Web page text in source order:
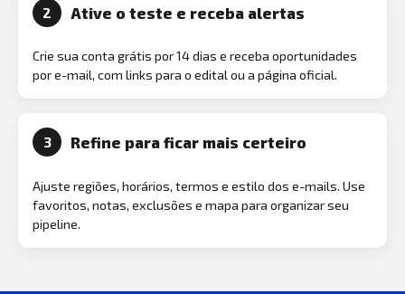
2 Ative o teste e receba alertas
Crie sua conta grátis por 14 dias e receba oportunidades
por e-mail, com links para o edital ou a página oficial.
3 Refine para ficar mais certeiro
Ajuste regiões, horários, termos e estilo dos e-mails. Use
favoritos, notas, exclusões e mapa para organizar seu
pipeline.